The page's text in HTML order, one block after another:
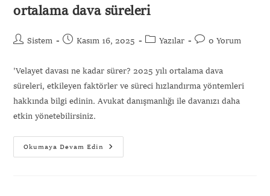
ortalama dava süreleri
Sistem Kasım 16, 2025 Yazılar 0 Yorum
'Velayet davası ne kadar sürer? 2025 yılı ortalama dava
süreleri, etkileyen faktörler ve süreci hızlandırma yöntemleri
hakkında bilgi edinin. Avukat danışmanlığı ile davanızı daha
etkin yönetebilirsiniz.
Okumaya Devam Edin